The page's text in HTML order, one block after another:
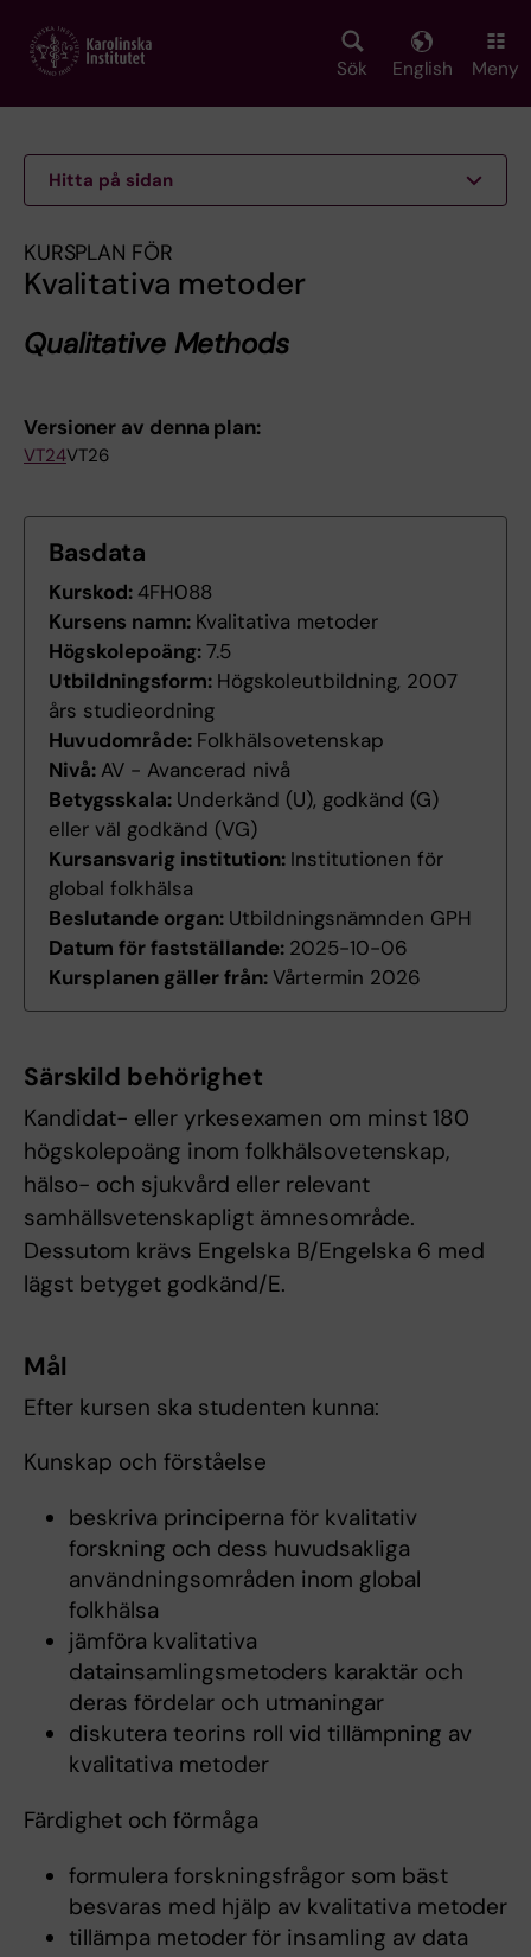
main
Sök English Meny
Hitta på sidan
KURSPLAN FÖR
Kvalitativa metoder
Qualitative Methods
Versioner av denna plan:
VT24VT26
Basdata
Kurskod:4FH088
Kursens namn: Kvalitativa metoder
Högskolepoäng:7.5
Utbildningsform: Högskoleutbildning, 2007
års studieordning
Huvudområde: Folkhälsovetenskap
Nivå: AV - Avancerad nivå
Betygsskala: Underkänd (U), godkänd (G)
eller väl godkänd (VG)
Kursansvarig institution: Institutionen för
global folkhälsa
Beslutande organ: Utbildningsnämnden GPH
Datum för fastställande: 2025-10-06
Kursplanen gäller från:Vårtermin 2026
Särskild behörighet
Kandidat- eller yrkesexamen om minst 180
högskolepoäng inom folkhälsovetenskap,
hälso- och sjukvård eller relevant
samhällsvetenskapligt ämnesområde.
Dessutom krävs Engelska B/Engelska 6 med
lägst betyget godkänd/E.
Mål
Efter kursen ska studenten kunna:
Kunskap och förståelse
beskriva principerna för kvalitativ
forskning och dess huvudsakliga
användningsområden inom global
folkhälsa
jämföra kvalitativa
datainsamlingsmetoders karaktär och
deras fördelar och utmaningar
diskutera teorins roll vid tillämpning av
kvalitativa metoder
Färdighet och förmåga
formulera forskningsfrågor som bäst
besvaras med hjälp av kvalitativa metoder
tillämpa metoder för insamling av data